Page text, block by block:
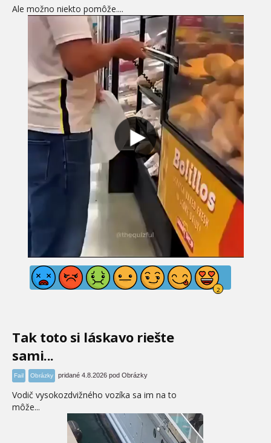
Ale možno niekto pomôže....
Tak toto si láskavo riešte
sami...
Fail Obrázky pridané 4.8.2026 pod Obrázky
Vodič vysokozdvižného vozíka sa im na to
môže...